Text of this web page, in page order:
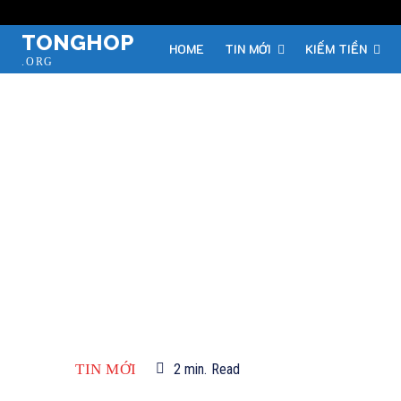
TONGHOP
.ORG
HOME TIN MỚI KIẾM TIỀN
TIN MỚI 2 min. Read